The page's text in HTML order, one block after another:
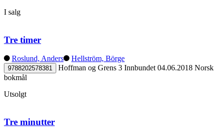
I salg
Tre timer
Roslund, Anders Hellström, Börge
9788202578381 Hoffman og Grens 3 Innbundet 04.06.2018 Norsk
bokmål
Utsolgt
Tre minutter